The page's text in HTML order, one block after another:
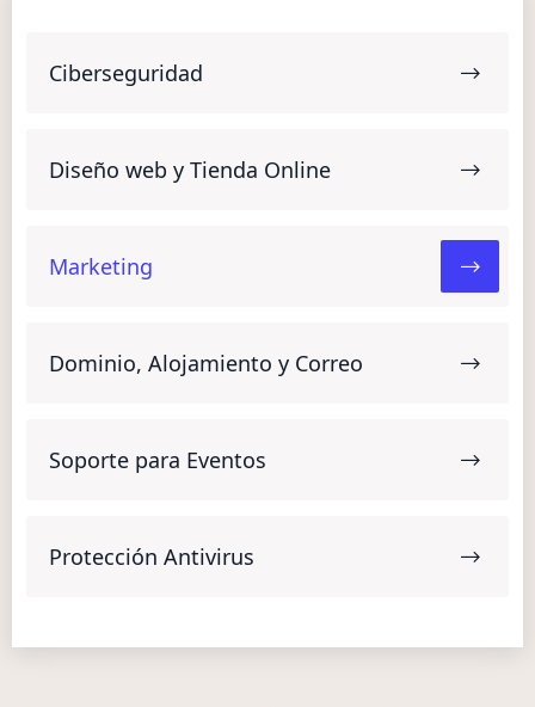
Ciberseguridad
Diseño web y Tienda Online
Marketing
Dominio, Alojamiento y Correo
Soporte para Eventos
Protección Antivirus